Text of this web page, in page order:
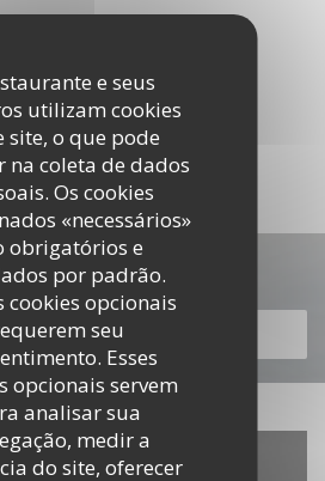
e seus
utilizam cookies
site, o que pode
na coleta de dados
Os cookies
«necessários»
obrigatórios e
por padrão.
cookies opcionais
seu
Esses
opcionais servem
analisar sua
medir a
do site, oferecer
o nosso menu
O NOSSO MENU